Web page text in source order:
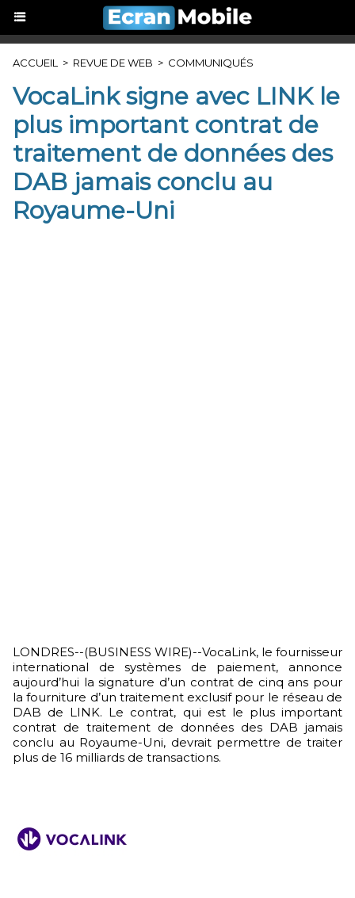
ACCUEIL > REVUE DE WEB > COMMUNIQUÉS
VocaLink signe avec LINK le
plus important contrat de
traitement de données des
DAB jamais conclu au
Royaume-Uni
LONDRES--(BUSINESS WIRE)--VocaLink, le fournisseur
international de systèmes de paiement, annonce
aujourd’hui la signature d’un contrat de cinq ans pour
la fourniture d’un traitement exclusif pour le réseau de
DAB de LINK. Le contrat, qui est le plus important
contrat de traitement de données des DAB jamais
conclu au Royaume-Uni, devrait permettre de traiter
plus de 16 milliards de transactions.